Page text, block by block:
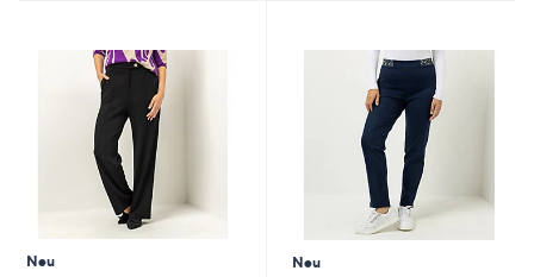
Neu
Neu